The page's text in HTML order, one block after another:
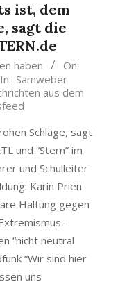
ist, dem
sagt die
haben
On:
In: Samweber
aus dem
Schläge, sagt
und “Stern” im
und Schulleiter
Karin Prien
Haltung gegen
–
“nicht neutral
“Wir sind hier
uns